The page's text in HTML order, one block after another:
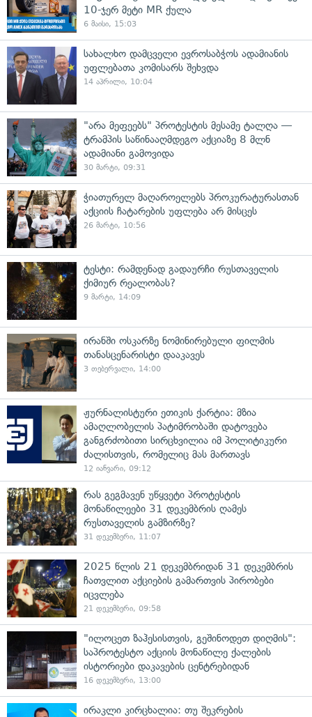
10-ჯერ მეტი MR ქულა
6 მაისი, 15:03
სახალხო დამცველი ევროსაბჭოს ადამიანის
უფლებათა კომისარს შეხვდა
14 აპრილი, 10:04
"არა მეფეებს" პროტესტის მესამე ტალღა —
ტრამპის საწინააღმდეგო აქციაზე 8 მლნ
ადამიანი გამოვიდა
30 მარტი, 09:31
ჭიათურელ მაღაროელებს პროკურატურასთან
აქციის ჩატარების უფლება არ მისცეს
26 მარტი, 10:56
ტესტი: რამდენად გადაურჩი რუსთაველის
ქიმიურ რეალობას?
9 მარტი, 14:09
ირანში ოსკარზე ნომინირებული ფილმის
თანასცენარისტი დააკავეს
3 თებერვალი, 14:00
ჟურნალისტური ეთიკის ქარტია: მზია
ამაღლობელის პატიმრობაში დატოვება
განგრძობითი სირცხვილია იმ პოლიტიკური
ძალისთვის, რომელიც მას მართავს
12 იანვარი, 09:12
რას გეგმავენ უწყვეტი პროტესტის
მონაწილეები 31 დეკემბრის ღამეს
რუსთაველის გამზირზე?
31 დეკემბერი, 11:07
2025 წლის 21 დეკემბრიდან 31 დეკემბრის
ჩათვლით აქციების გამართვის პირობები
იცვლება
21 დეკემბერი, 09:58
"ილოცეთ ზაჰესისთვის, გეშინოდეთ დიღმის":
საპროტესტო აქციის მონაწილე ქალების
ისტორიები დაკავების ცენტრებიდან
16 დეკემბერი, 13:00
ირაკლი კირცხალია: თუ შეკრების